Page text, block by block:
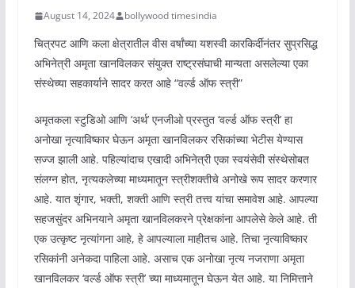
August 14, 2024 bollywood timesindia
चित्रपट आणि कला क्षेत्रातील वीस वर्षांच्या यशस्वी कारकिर्दीनंतर सुप्रसिद्ध
अभिनेत्री अमृता खानविलकर संयुक्त राष्ट्रसंघाची मान्यता असलेल्या एका
संस्थेच्या सहकार्याने सादर करत आहे “वर्ल्ड ऑफ स्त्री”
अमृतकला स्टुडिओ आणि ‘अर्थ’ एनजीओ प्रस्तुत ‘वर्ल्ड ऑफ स्त्री’ हा
अनोखा नृत्याविष्कार घेऊन अमृता खानविलकर रसिकांच्या भेटीस येण्यास
सज्ज झाली आहे. पहिल्यांदाच एखादी अभिनेत्री एका स्वयंसेवी संस्थेसोबत
संलग्न होत, नृत्यकलेच्या माध्यमातून स्त्रीशक्तीचे अनोखे रूप सादर करणार
आहे. यात शृंगार, भक्ती, शक्ती आणि स्त्री तत्त्व यांचा समावेश आहे. आपल्या
सहजसुंदर अभिनयाने अमृता खानविलकरने प्रेक्षकांना आपलेसे केले आहे. ती
एक उत्कृष्ट नृत्यांगना आहे, हे आपल्याला माहीतच आहे. तिचा नृत्याविष्कार
रसिकांनी अनेकदा पाहिला आहे. असाच एक अनोखा नृत्य नजराणा अमृता
खानविलकर ‘वर्ल्ड ऑफ स्त्री’ च्या माध्यमातून घेऊन येत आहे. या निमित्ताने